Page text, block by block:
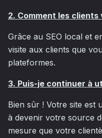
2. Comment les
Grâce au SEO local et
visite aux clients que
plateformes.
3. Puis-je continuer à
Bien sûr ! Votre site est
à devenir votre source
mesure que votre